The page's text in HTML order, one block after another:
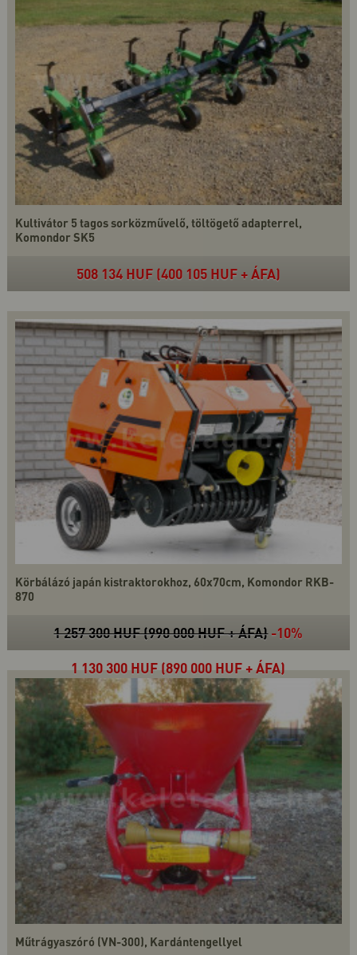
Kultivátor 5 tagos sorközművelő, töltögető adapterrel,
Komondor SK5
508 134 HUF (400 105 HUF + ÁFA)
Körbálázó japán kistraktorokhoz, 60x70cm, Komondor RKB-
870
1 257 300 HUF (990 000 HUF + ÁFA)-10%
1 130 300 HUF (890 000 HUF + ÁFA)
Műtrágyaszóró (VN-300), Kardántengellyel